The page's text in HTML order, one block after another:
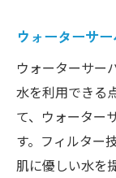
ウォーターサ
ウォーターサー
水を利用できる
て、ウォーター
す。フィルター
肌に優しい水を